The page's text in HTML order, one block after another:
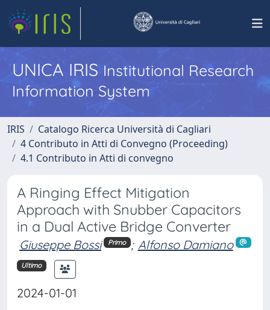
UNICA IRISInstitutional Research
Information System
IRIS
Catalogo Ricerca Università di Cagliari
4 Contributo in Atti di Convegno (Proceeding)
4.1 Contributo in Atti di convegno
A Ringing Effect Mitigation
Approach with Snubber Capacitors
in a Dual Active Bridge Converter
Giuseppe Bossi Primo ; Alfonso Damiano
Ultimo
2024-01-01